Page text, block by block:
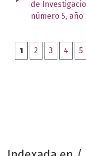
de
número 5, año
1 2 3 4 5